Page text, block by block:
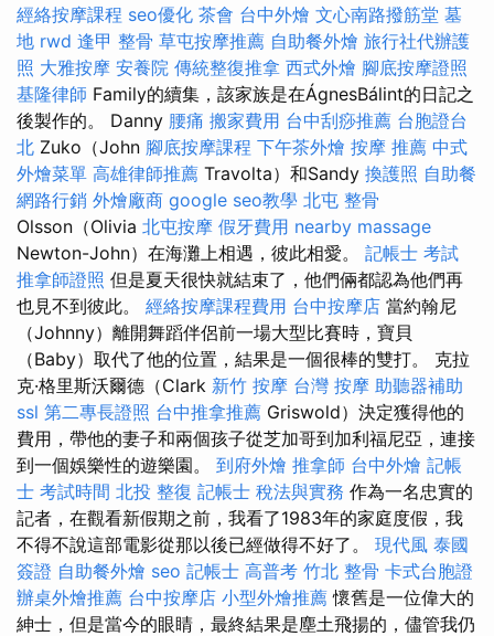
經絡按摩課程 seo優化 茶會 台中外燴 文心南路撥筋堂 墓
地 rwd 逢甲 整骨 草屯按摩推薦 自助餐外燴 旅行社代辦護
照 大雅按摩 安養院 傳統整復推拿 西式外燴 腳底按摩證照
基隆律師 Family的續集，該家族是在ÁgnesBálint的日記之
後製作的。 Danny 腰痛 搬家費用 台中刮痧推薦 台胞證台
北 Zuko（John 腳底按摩課程 下午茶外燴 按摩 推薦 中式
外燴菜單 高雄律師推薦 Travolta）和Sandy 換護照 自助餐
網路行銷 外燴廠商 google seo教學 北屯 整骨
Olsson（Olivia 北屯按摩 假牙費用 nearby massage
Newton-John）在海灘上相遇，彼此相愛。 記帳士 考試
推拿師證照 但是夏天很快就結束了，他們倆都認為他們再
也見不到彼此。 經絡按摩課程費用 台中按摩店 當約翰尼
（Johnny）離開舞蹈伴侶前一場大型比賽時，寶貝
（Baby）取代了他的位置，結果是一個很棒的雙打。 克拉
克·格里斯沃爾德（Clark 新竹 按摩 台灣 按摩 助聽器補助
ssl 第二專長證照 台中推拿推薦 Griswold）決定獲得他的
費用，帶他的妻子和兩個孩子從芝加哥到加利福尼亞，連接
到一個娛樂性的遊樂園。 到府外燴 推拿師 台中外燴 記帳
士 考試時間 北投 整復 記帳士 稅法與實務 作為一名忠實的
記者，在觀看新假期之前，我看了1983年的家庭度假，我
不得不說這部電影從那以後已經做得不好了。 現代風 泰國
簽證 自助餐外燴 seo 記帳士 高普考 竹北 整骨 卡式台胞證
辦桌外燴推薦 台中按摩店 小型外燴推薦 懷舊是一位偉大的
紳士，但是當今的眼睛，最終結果是塵土飛揚的，儘管我仍